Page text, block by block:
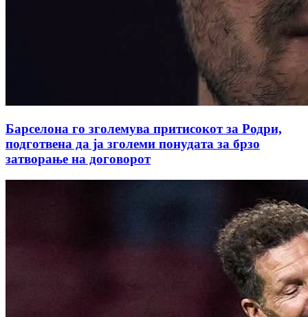
Барселона го зголемува притисокот за Родри,
подготвена да ја зголеми понудата за брзо
затворање на договорот